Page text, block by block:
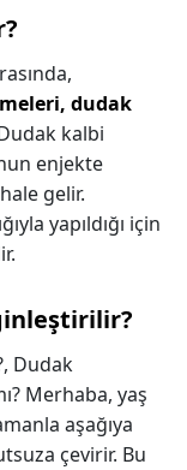
dudak
kalbi
enjekte
gelir.
yapıldığı için
Dudak
Merhaba, yaş
aşağıya
çevirir. Bu